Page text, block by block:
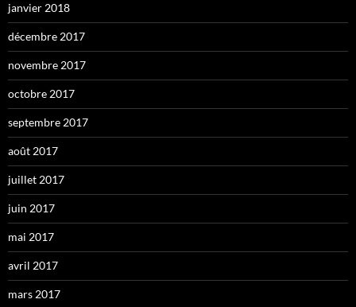
janvier 2018
décembre 2017
novembre 2017
octobre 2017
septembre 2017
août 2017
juillet 2017
juin 2017
mai 2017
avril 2017
mars 2017